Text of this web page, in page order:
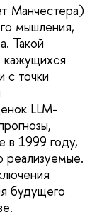
Манчестера)
мышления,
Такой
кажущихся
с точки
LLM-
в 1999 году,
реализуемые.
будущего